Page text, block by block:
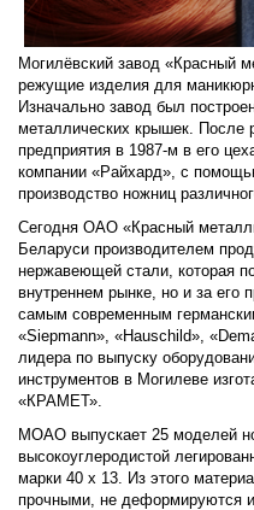
Могилёвский завод «Красный
режущие изделия для
Изначально завод был
металлических крышек. После
предприятия в 1987-м в его
компании «Райхард», с
производство ножниц
Сегодня ОАО «Красный
Беларуси производителем
нержавеющей стали, которая
внутреннем рынке, но и за его
самым современным
«Siepmann», «Hauschild»,
лидера по выпуску
инструментов в Могилеве
«КРАМЕТ».
МОАО выпускает 25 моделей
высокоуглеродистой
марки 40 х 13. Из этого
прочными, не деформируются